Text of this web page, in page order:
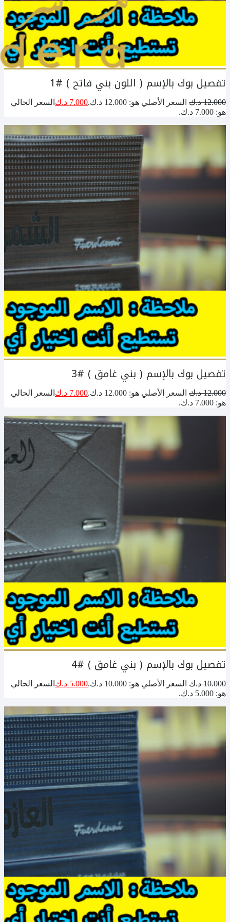
تفصيل بوك بالإسم ( اللون بني فاتح ) #1
12.000 د.ك السعر الأصلي هو: 12.000 د.ك. 7.000 د.ك السعر الحالي
هو: 7.000 د.ك.
تفصيل بوك بالإسم ( بني غامق ) #3
12.000 د.ك السعر الأصلي هو: 12.000 د.ك. 7.000 د.ك السعر الحالي
هو: 7.000 د.ك.
تفصيل بوك بالإسم ( بني غامق ) #4
10.000 د.ك السعر الأصلي هو: 10.000 د.ك. 5.000 د.ك السعر الحالي
هو: 5.000 د.ك.